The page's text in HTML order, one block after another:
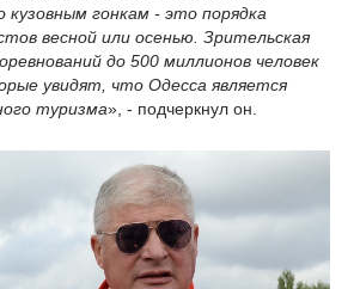
гонкам - это порядка
весной или осенью. Зрительская
до 500 миллионов человек
увидят, что Одесса является
туризма», - подчеркнул он.